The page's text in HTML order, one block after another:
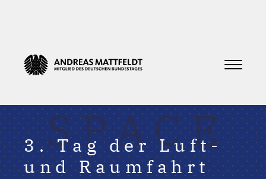
SPACE
3. Tag der Luft-
und Raumfahrt